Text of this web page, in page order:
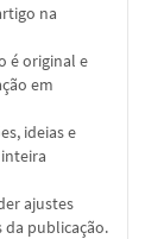
na
é original e
em
ideias e
ajustes
da publicação.